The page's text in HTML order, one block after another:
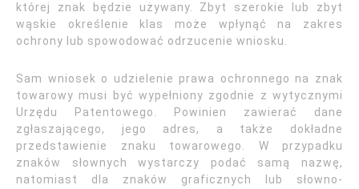
której znak będzie używany. Zbyt szerokie lub zbyt
wąskie określenie klas może wpłynąć na zakres
ochrony lub spowodować odrzucenie wniosku.
Sam wniosek o udzielenie prawa ochronnego na znak
towarowy musi być wypełniony zgodnie z wytycznymi
Urzędu Patentowego. Powinien zawierać dane
zgłaszającego, jego adres, a także dokładne
przedstawienie znaku towarowego. W przypadku
znaków słownych wystarczy podać samą nazwę,
natomiast dla znaków graficznych lub słowno-